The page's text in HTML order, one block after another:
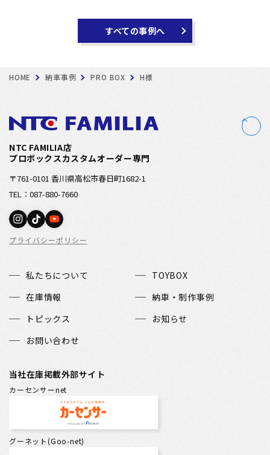
すべての事例へ
HOME 納車事例 PRO BOX H様
NTC FAMILIA店
プロボックスカスタムオーダー専門
〒761-0101 香川県高松市春日町1682-1
TEL：087-880-7660
プライバシーポリシー
私たちについて
TOYBOX
在庫情報
納車・制作事例
トピックス
お知らせ
お問い合わせ
当社在庫掲載外部サイト
カーセンサーnet
グーネット(Goo-net)